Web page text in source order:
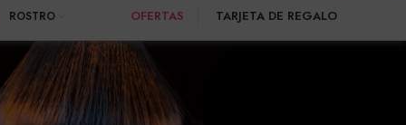
ROSTRO OFERTAS TARJETA DE REGALO